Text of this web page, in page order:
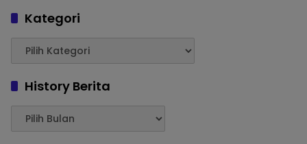
Kategori
History Berita